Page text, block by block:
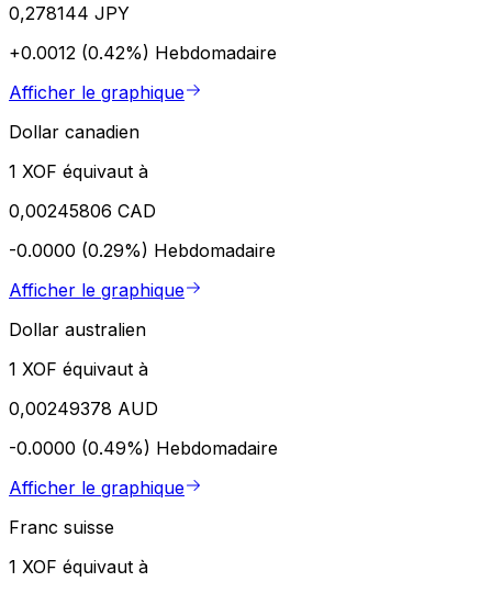
0,278144 JPY
+0.0012 (0.42%) Hebdomadaire
Afficher le graphique
Dollar canadien
1 XOF équivaut à
0,00245806 CAD
-0.0000 (0.29%) Hebdomadaire
Afficher le graphique
Dollar australien
1 XOF équivaut à
0,00249378 AUD
-0.0000 (0.49%) Hebdomadaire
Afficher le graphique
Franc suisse
1 XOF équivaut à